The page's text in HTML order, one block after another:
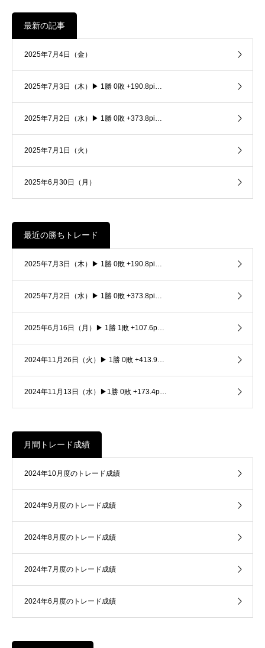
最新の記事
2025年7月4日（金）
2025年7月3日（木）▶ 1勝 0敗 +190.8pi…
2025年7月2日（水）▶ 1勝 0敗 +373.8pi…
2025年7月1日（火）
2025年6月30日（月）
最近の勝ちトレード
2025年7月3日（木）▶ 1勝 0敗 +190.8pi…
2025年7月2日（水）▶ 1勝 0敗 +373.8pi…
2025年6月16日（月）▶ 1勝 1敗 +107.6p…
2024年11月26日（火）▶ 1勝 0敗 +413.9…
2024年11月13日（水）▶1勝 0敗 +173.4p…
月間トレード成績
2024年10月度のトレード成績
2024年9月度のトレード成績
2024年8月度のトレード成績
2024年7月度のトレード成績
2024年6月度のトレード成績